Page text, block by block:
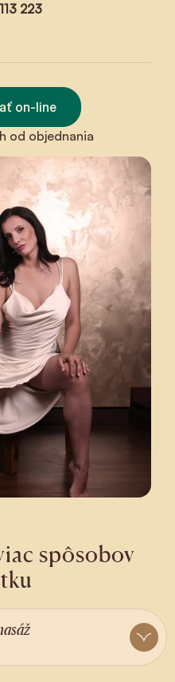
223
on-line
od objednania
spôsobov